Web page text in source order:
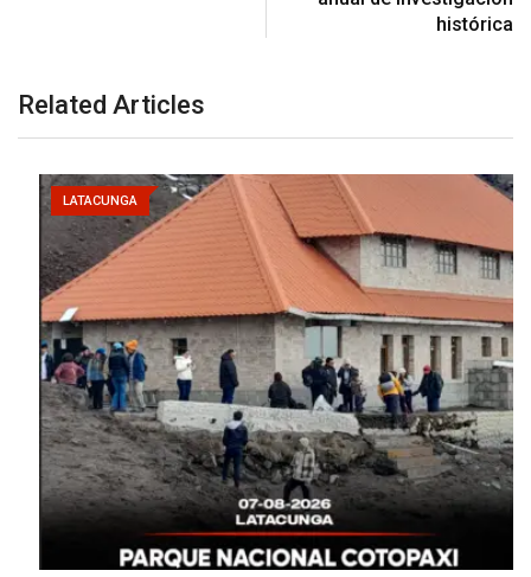
histórica
Related Articles
LATACUNGA